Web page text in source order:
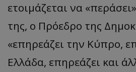
ετοιμάζεται να
της, ο Πρόεδρο της
«επηρεάζει την Κύπρο,
Ελλάδα, επηρεάζει και